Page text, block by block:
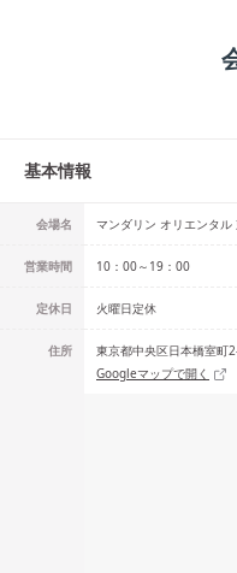
基本情報
会場名 マンダリン オリエンタル
営業時間 10：00～19：00
定休日 火曜日定休
住所
東京都中央区日本橋室町
Googleマップで開く